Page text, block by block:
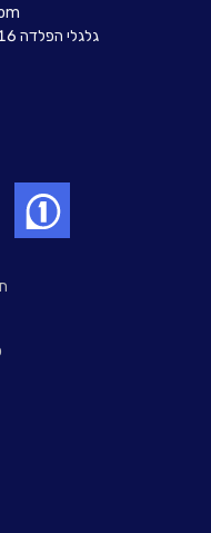
גלגלי הפלדה 16, הרצליה פיתוח, מבני תל-עד